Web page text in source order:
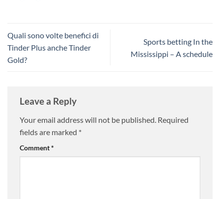
Quali sono volte benefici di
Tinder Plus anche Tinder
Gold?
Sports betting In the
Mississippi – A schedule
Leave a Reply
Your email address will not be published. Required
fields are marked *
Comment*